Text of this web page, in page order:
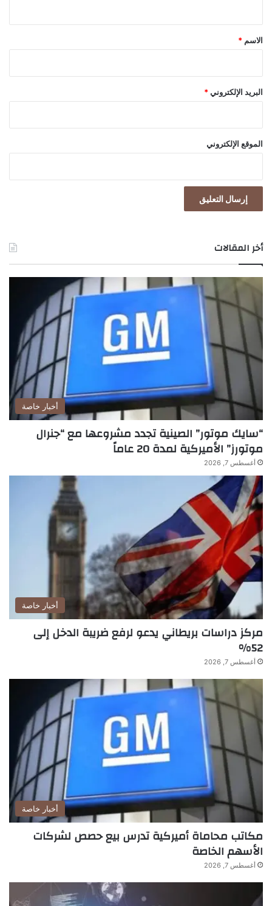
*
الاسم *
البريد الإلكتروني *
الموقع الإلكتروني
أخر المقالات
أخبار خاصة
“سايك موتور” الصينية تجدد مشروعها مع “جنرال
موتورز” الأميركية لمدة 20 عاماً
أغسطس 7, 2026
أخبار خاصة
مركز دراسات بريطاني يدعو لرفع ضريبة الدخل إلى
52%
أغسطس 7, 2026
أخبار خاصة
مكاتب محاماة أميركية تدرس بيع حصص لشركات
الأسهم الخاصة
أغسطس 7, 2026